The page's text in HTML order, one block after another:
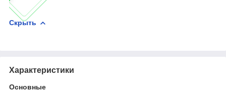
Скрыть
Характеристики
Основные